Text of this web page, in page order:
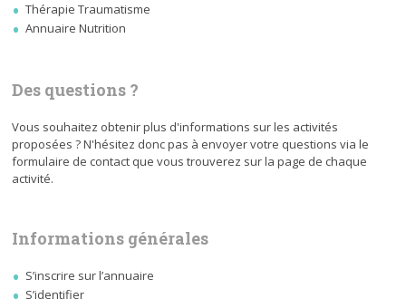
Thérapie Traumatisme
Annuaire Nutrition
Des questions ?
Vous souhaitez obtenir plus d'informations sur les activités
proposées ? N'hésitez donc pas à envoyer votre questions via le
formulaire de contact que vous trouverez sur la page de chaque
activité.
Informations générales
S’inscrire sur l’annuaire
S’identifier